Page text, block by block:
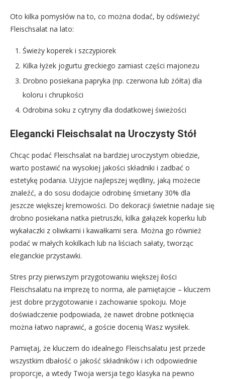
Oto kilka pomysłów na to, co można dodać, by odświeżyć
Fleischsalat na lato:
Świeży koperek i szczypiorek
Kilka łyżek jogurtu greckiego zamiast części majonezu
Drobno posiekana papryka (np. czerwona lub żółta) dla
koloru i chrupkości
Odrobina soku z cytryny dla dodatkowej świeżości
Elegancki Fleischsalat na Uroczysty Stół
Chcąc podać Fleischsalat na bardziej uroczystym obiedzie,
warto postawić na wysokiej jakości składniki i zadbać o
estetykę podania. Użyjcie najlepszej wędliny, jaką możecie
znaleźć, a do sosu dodajcie odrobinę śmietany 30% dla
jeszcze większej kremowości. Do dekoracji świetnie nadaje się
drobno posiekana natka pietruszki, kilka gałązek koperku lub
wykałaczki z oliwkami i kawałkami sera. Można go również
podać w małych kokilkach lub na liściach sałaty, tworząc
eleganckie przystawki.
Stres przy pierwszym przygotowaniu większej ilości
Fleischsalatu na imprezę to norma, ale pamiętajcie – kluczem
jest dobre przygotowanie i zachowanie spokoju. Moje
doświadczenie podpowiada, że nawet drobne potknięcia
można łatwo naprawić, a goście docenią Wasz wysiłek.
Pamiętaj, że kluczem do idealnego Fleischsalatu jest przede
wszystkim dbałość o jakość składników i ich odpowiednie
proporcje, a wtedy Twoja wersja tego klasyka na pewno